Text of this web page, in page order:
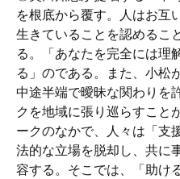
を根底から覆す。人はお互
生きていることを認めるこ
る。「あなたを完全には理
る」のである。また、小松
中途半端で曖昧な関わりを
クを地域に張り巡らすこと
ークのなかで、人々は「支
法的な立場を脱却し、共に
容する。そこでは、「助け